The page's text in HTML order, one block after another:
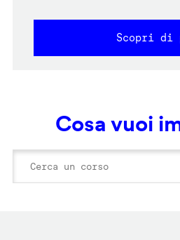
Scopri di
Cosa vuoi